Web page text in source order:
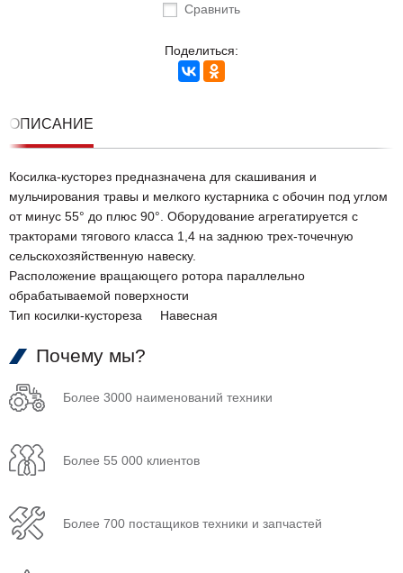
Сравнить
Поделиться:
ОПИСАНИЕ
Косилка-кусторез предназначена для скашивания и
мульчирования травы и мелкого кустарника с обочин под углом
от минус 55° до плюс 90°. Оборудование агрегатируется с
тракторами тягового класса 1,4 на заднюю трех-точечную
сельскохозяйственную навеску.
Расположение вращающего ротора параллельно
обрабатываемой поверхности
Тип косилки-кустореза Навесная
Почему мы?
Более 3000 наименований техники
Более 55 000 клиентов
Более 700 постащиков техники и запчастей